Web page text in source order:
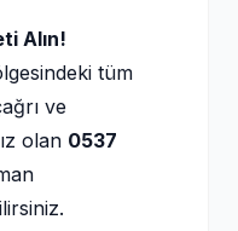
Alın!
tüm
ve
olan 0537